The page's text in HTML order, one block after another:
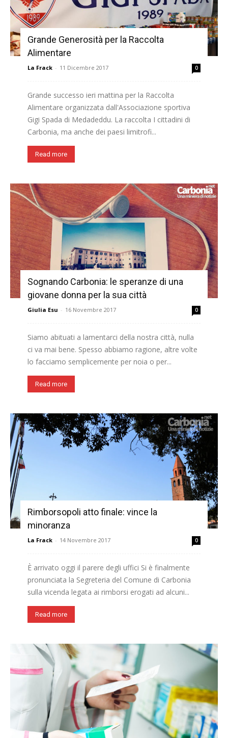
Grande Generosità per la Raccolta
Alimentare
La Frack - 11 Dicembre 2017 0
Grande successo ieri mattina per la Raccolta
Alimentare organizzata dall'Associazione sportiva
Gigi Spada di Medadeddu. La raccolta I cittadini di
Carbonia, ma anche dei paesi limitrofi...
Read more
Sognando Carbonia: le speranze di una
giovane donna per la sua città
Giulia Esu - 16 Novembre 2017 0
Siamo abituati a lamentarci della nostra città, nulla
ci va mai bene. Spesso abbiamo ragione, altre volte
lo facciamo semplicemente per noia o per...
Read more
Rimborsopoli atto finale: vince la
minoranza
La Frack - 14 Novembre 2017 0
È arrivato oggi il parere degli uffici Si è finalmente
pronunciata la Segreteria del Comune di Carbonia
sulla vicenda legata ai rimborsi erogati ad alcuni...
Read more